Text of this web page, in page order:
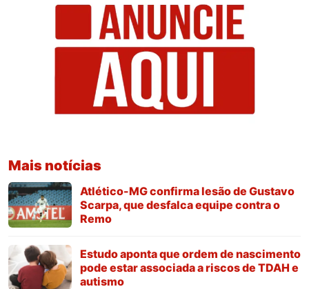
Mais notícias
Atlético-MG confirma lesão de Gustavo
Scarpa, que desfalca equipe contra o
Remo
Estudo aponta que ordem de nascimento
pode estar associada a riscos de TDAH e
autismo